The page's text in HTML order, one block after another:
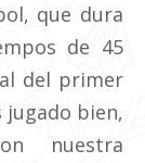
que dura
de 45
del primer
jugado bien,
nuestra